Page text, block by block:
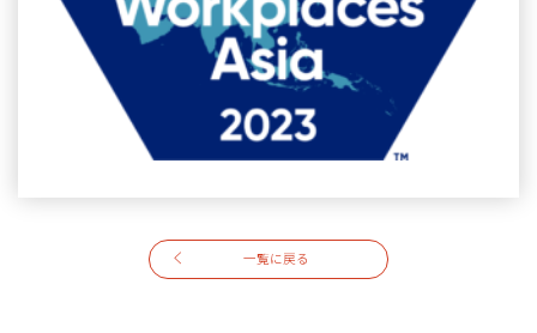
一覧に戻る